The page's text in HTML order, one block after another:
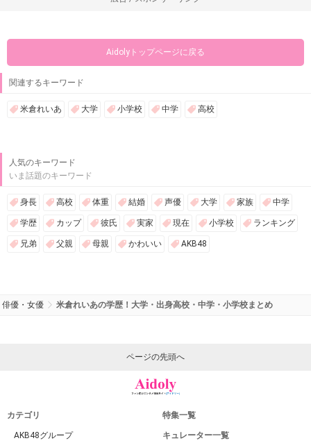
Aidolyトップページに戻る
関連するキーワード
米倉れいあ 大学 小学校 中学 高校
人気のキーワード
いま話題のキーワード
身長 高校 体重 結婚 声優 大学 家族 中学
学歴 カップ 彼氏 実家 現在 小学校 ランキング
兄弟 父親 母親 かわいい AKB48
俳優・女優 米倉れいあの学歴！大学・出身高校・中学・小学校まとめ
ページの先頭へ
カテゴリ
AKB48グループ
特集一覧
キュレーター一覧